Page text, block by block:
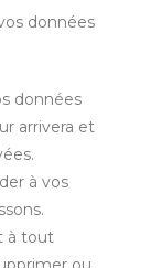
données
données
arrivera et
à vos
à tout